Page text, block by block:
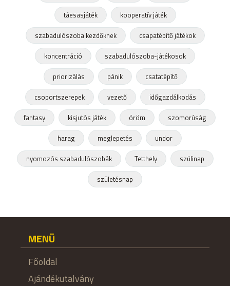
táesasjáték
kooperatív játék
szabadulószoba kezdőknek
csapatépítő játékok
koncentráció
szabadulószoba-játékosok
priorizálás
pánik
csatatépítő
csoportszerepek
vezető
időgazdálkodás
fantasy
kisjutós játék öröm
szomorúság
harag
meglepetés
undor
nyomozós szabadulószobák
Tetthely
szülinap
születésnap
MENÜ
Főoldal
Ajándékutalvány